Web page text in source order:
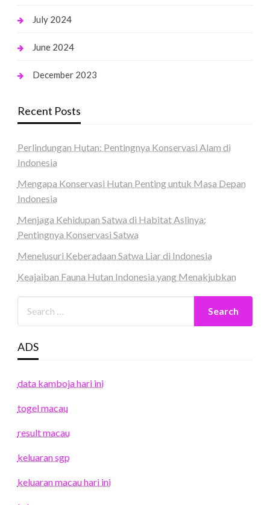
July 2024
June 2024
December 2023
Recent Posts
Perlindungan Hutan: Pentingnya Konservasi Alam di
Indonesia
Mengapa Konservasi Hutan Penting untuk Masa Depan
Indonesia
Menjaga Kehidupan Satwa di Habitat Aslinya:
Pentingnya Konservasi Satwa
Menelusuri Keberadaan Satwa Liar di Indonesia
Keajaiban Fauna Hutan Indonesia yang Menakjubkan
ADS
data kamboja hari ini
togel macau
result macau
keluaran sgp
keluaran macau hari ini